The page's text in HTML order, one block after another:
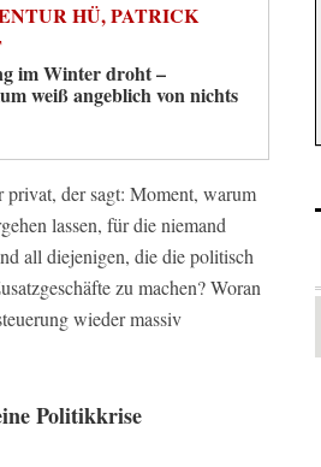
HÜ, PATRICK
im Winter droht –
weiß angeblich von nichts
der sagt: Moment, warum
lassen, für die niemand
all diejenigen, die die politisch
zu machen? Woran
wieder massiv
Politikkrise